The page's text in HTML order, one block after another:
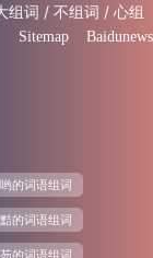
组词 / 不组词 / 心组
Sitemap Baidunews
哟的词语组词
黠的词语组词
芴的词语组词